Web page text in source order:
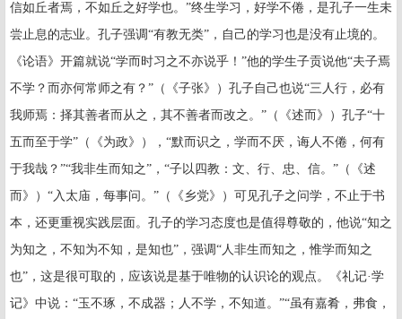
信如丘者焉，不如丘之好学也。”终生学习，好学不倦，是孔子一生未
尝止息的志业。孔子强调“有教无类”，自己的学习也是没有止境的。
《论语》开篇就说“学而时习之不亦说乎！”他的学生子贡说他“夫子焉
不学？而亦何常师之有？”（《子张》）孔子自己也说“三人行，必有
我师焉：择其善者而从之，其不善者而改之。”（《述而》）孔子“十
五而至于学”（《为政》），“默而识之，学而不厌，诲人不倦，何有
于我哉？”“我非生而知之”，“子以四教：文、行、忠、信。”（《述
而》）“入太庙，每事问。”（《乡党》）可见孔子之问学，不止于书
本，还更重视实践层面。孔子的学习态度也是值得尊敬的，他说“知之
为知之，不知为不知，是知也”，强调“人非生而知之，惟学而知之
也”，这是很可取的，应该说是基于唯物的认识论的观点。《礼记·学
记》中说：“玉不琢，不成器；人不学，不知道。”“虽有嘉肴，弗食，